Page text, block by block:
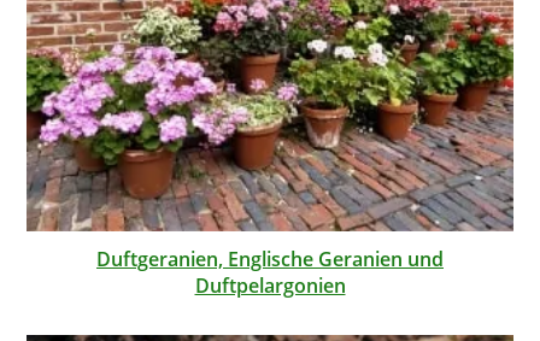
Duftgeranien, Englische Geranien und
Duftpelargonien